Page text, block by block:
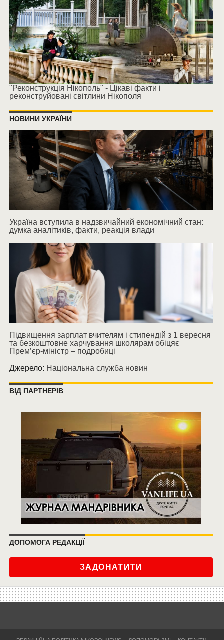
"Реконструкція Нікополь" - Цікаві факти і
реконструйовані світлини Нікополя
НОВИНИ УКРАЇНИ
Україна вступила в надзвичайний економічний стан:
думка аналітиків, факти, реакція влади
Підвищення зарплат вчителям і стипендій з 1 вересня
та безкоштовне харчування школярам обіцяє
Прем’єр-міністр – подробиці
Джерело: Національна служба новин
ВІД ПАРТНЕРІВ
ДОПОМОГА РЕДАКЦІЇ
ЗАДОНАТИТИ